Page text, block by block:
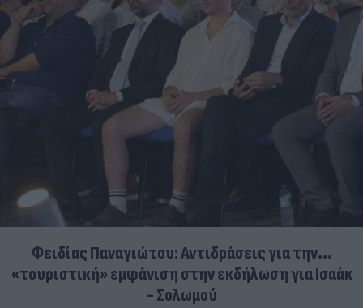
Φειδίας Παναγιώτου: Αντιδράσεις για την...
«τουριστική» εμφάνιση στην εκδήλωση για Ισαάκ
- Σολωμού